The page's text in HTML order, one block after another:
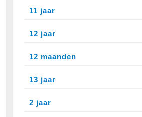
11 jaar
12 jaar
12 maanden
13 jaar
2 jaar